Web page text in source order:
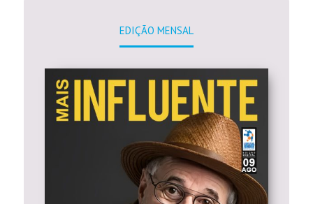
EDIÇÃO MENSAL